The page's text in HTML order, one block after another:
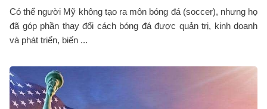
Có thể người Mỹ không tạo ra môn bóng đá (soccer), nhưng họ
đã góp phần thay đổi cách bóng đá được quản trị, kinh doanh
và phát triển, biến ...